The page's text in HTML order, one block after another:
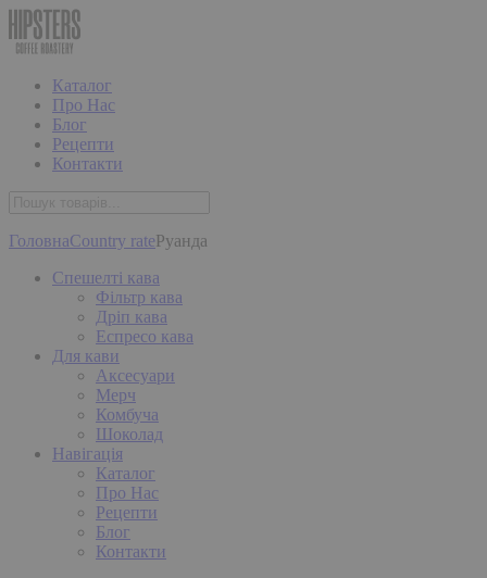
Каталог
Про Нас
Блог
Рецепти
Контакти
ГоловнаCountry rateРуанда
Спешелті кава
Фільтр кава
Дріп кава
Еспресо кава
Для кави
Аксесуари
Мерч
Комбуча
Шоколад
Навігація
Каталог
Про Нас
Рецепти
Блог
Контакти